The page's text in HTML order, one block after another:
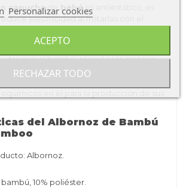
capuchadebebées antiestático, es
electricidad al frotarlas con el
hemos probado.
que el bambú, el cual es la materia
se fabrican estas toallas, es totalmente
del Albornoz de Bambú
Albornoz.
10% poliéster.
Personalizar cookies
RECHAZAR TODO
ACEPTO